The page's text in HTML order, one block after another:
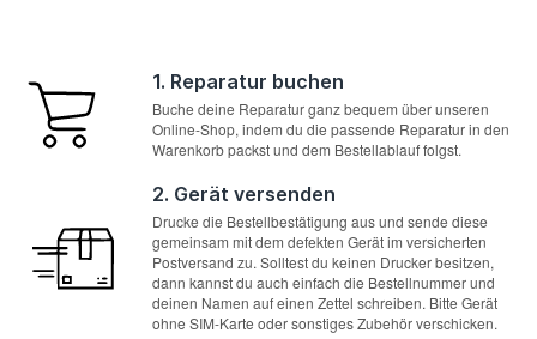
1. Reparatur buchen
Buche deine Reparatur ganz bequem über unseren
Online-Shop, indem du die passende Reparatur in den
Warenkorb packst und dem Bestellablauf folgst.
2. Gerät versenden
Drucke die Bestellbestätigung aus und sende diese
gemeinsam mit dem defekten Gerät im versicherten
Postversand zu. Solltest du keinen Drucker besitzen,
dann kannst du auch einfach die Bestellnummer und
deinen Namen auf einen Zettel schreiben. Bitte Gerät
ohne SIM-Karte oder sonstiges Zubehör verschicken.